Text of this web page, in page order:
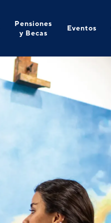
Pensiones
y Becas
Eventos